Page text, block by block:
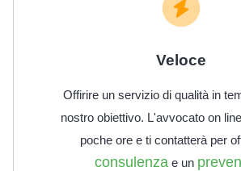
Veloce
Offirire un servizio di qualità in
nostro obiettivo. L'avvocato on
poche ore e ti contatterà per
consulenza e un